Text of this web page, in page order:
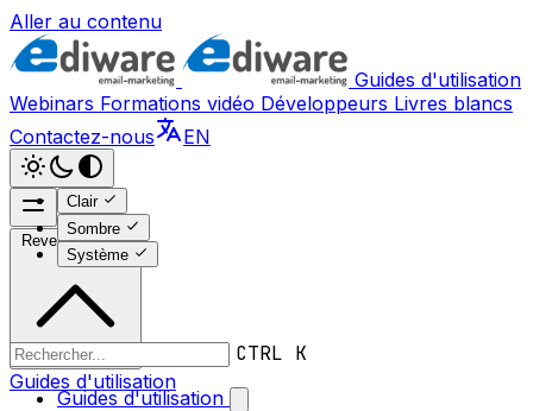
Aller au contenu
Guides d'utilisation
Webinars Formations vidéo Développeurs Livres blancs
Contactez-nous
EN
Clair
Sombre
Système
CTRL K
Guides d'utilisation
Revenir en haut
Guides d'utilisation